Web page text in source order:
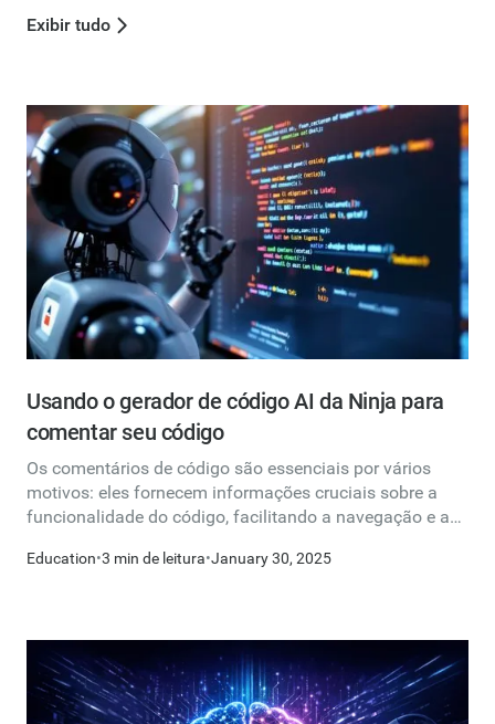
Exibir tudo
Usando o gerador de código AI da Ninja para
comentar seu código
Os comentários de código são essenciais por vários
motivos: eles fornecem informações cruciais sobre a
funcionalidade do código, facilitando a navegação e a
Melhora a legibilidade — Um código bem comentado é
colaboração — Os desenvolvedores geralmente
trabalham em equipes. Os comentários fornecem
contexto e explicações para as decisões tomadas no
código.Melhora a manutenção — Revisitar um projeto
Education•3 min de leitura•January 30, 2025